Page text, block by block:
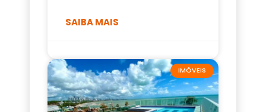
SAIBA MAIS
IMÓVEIS